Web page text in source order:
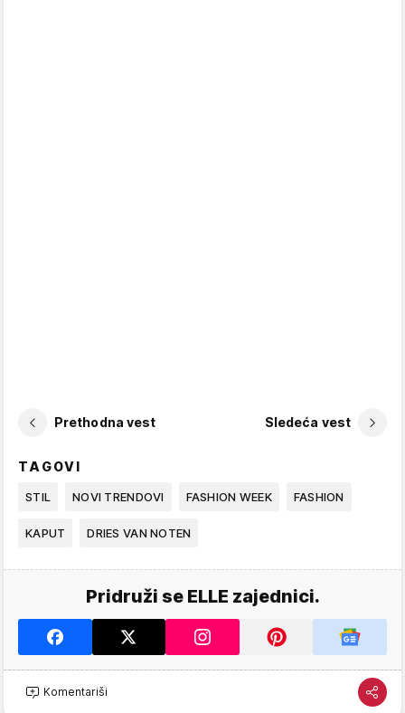
Prethodna vest Sledeća vest
TAGOVI
STIL NOVI TRENDOVI FASHION WEEK FASHION
KAPUT DRIES VAN NOTEN
Pridruži se ELLE zajednici.
Komentariši